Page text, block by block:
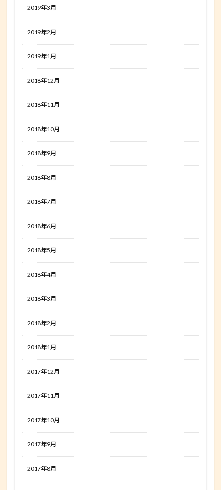
2019年3月
2019年2月
2019年1月
2018年12月
2018年11月
2018年10月
2018年9月
2018年8月
2018年7月
2018年6月
2018年5月
2018年4月
2018年3月
2018年2月
2018年1月
2017年12月
2017年11月
2017年10月
2017年9月
2017年8月